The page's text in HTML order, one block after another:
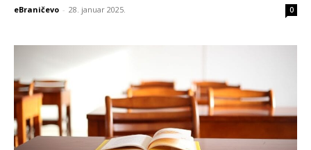
eBraničevo - 28. januar 2025. 0